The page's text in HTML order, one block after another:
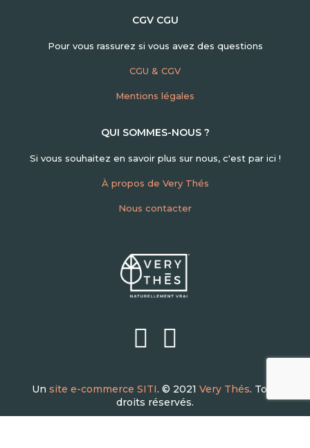
CGV CGU
Pour vous rassurez si vous avez des questions
CGU & CGV
Mentions légales
QUI SOMMES-NOUS ?
Si vous souhaitez en savoir plus sur nous, c'est par ici !
À propos de Very Thés
Nous contacter
Un site e-commerce SITI. © 2021 Very Thés. Tous
droits réservés.